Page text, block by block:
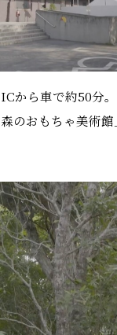
から車で約50分
のおもちゃ美術館